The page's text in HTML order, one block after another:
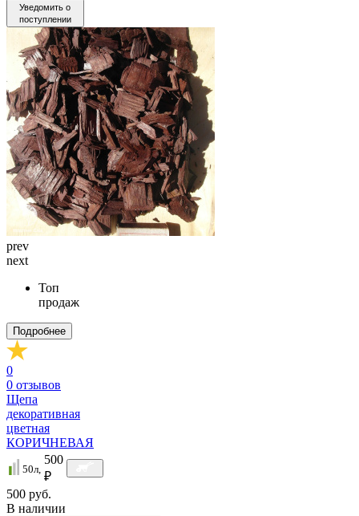
Уведомить о
поступлении
prev
next
Топ
продаж
Подробнее
0
0 отзывов
Щепа
декоративная
цветная
КОРИЧНЕВАЯ
50л,
500
₽
500 руб.
В наличии